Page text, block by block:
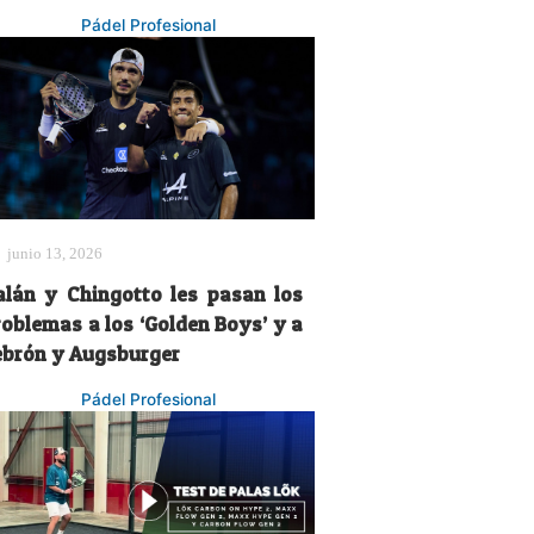
Pádel Profesional
junio 13, 2026
y Chingotto les pasan los
a los ‘Golden Boys’ y a
y Augsburger
Pádel Profesional